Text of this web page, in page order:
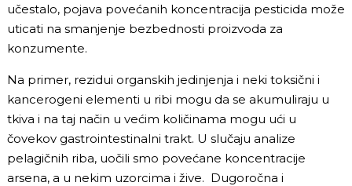
učestalo, pojava povećanih koncentracija pesticida može
uticati na smanjenje bezbednosti proizvoda za
konzumente.
Na primer, rezidui organskih jedinjenja i neki toksični i
kancerogeni elementi u ribi mogu da se akumuliraju u
tkiva i na taj način u većim količinama mogu ući u
čovekov gastrointestinalni trakt. U slučaju analize
pelagičnih riba, uočili smo povećane koncentracije
arsena, a u nekim uzorcima i žive. Dugoročna i